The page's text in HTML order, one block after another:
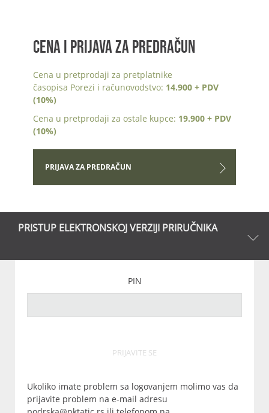
CENA I PRIJAVA ZA PREDRAČUN
Cena u pretprodaji za pretplatnike
časopisa Porezi i računovodstvo: 14.900 + PDV
(10%)
Cena u pretprodaji za ostale kupce: 19.900 + PDV
(10%)
PRIJAVA ZA PREDRAČUN
PRISTUP ELEKTRONSKOJ VERZIJI PRIRUČNIKA
PIN
PRIJAVITE SE
Ukoliko imate problem sa logovanjem molimo vas da
prijavite problem na e-mail adresu